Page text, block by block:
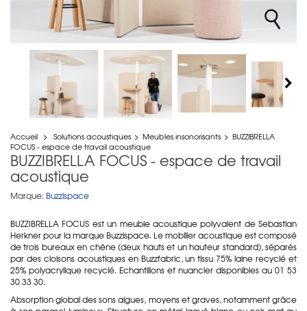
Accueil > Solutions acoustiques > Meubles insonorisants > BUZZIBRELLA
FOCUS - espace de travail acoustique
BUZZIBRELLA FOCUS - espace de travail
acoustique
Marque: Buzzispace
BUZZIBRELLA FOCUS est un meuble acoustique polyvalent de Sebastian
Herkner pour la marque Buzzispace. Le mobilier acoustique est composé
de trois bureaux en chêne (deux hauts et un hauteur standard), séparés
par des cloisons acoustiques en Buzzfabric, un tissu75% laine recyclé et
25% polyacrylique recyclé. Echantillons et nuancier disponibles au 01 53
30 33 30.
Absorption global des sons aigues, moyens et graves, notamment grâce